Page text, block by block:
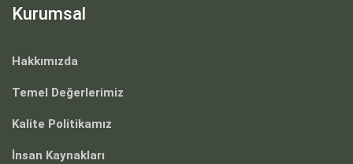
Kurumsal
Hakkımızda
Temel Değerlerimiz
Kalite Politikamız
İnsan Kaynakları